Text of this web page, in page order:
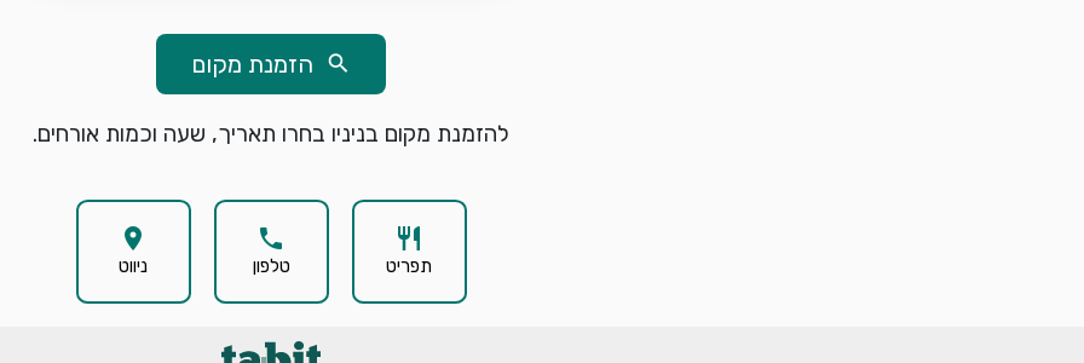
search הזמנת מקום
להזמנת מקום בניניו בחרו תאריך, שעה וכמות אורחים.
restaurant
תפריט
phone
טלפון
location_on
ניווט